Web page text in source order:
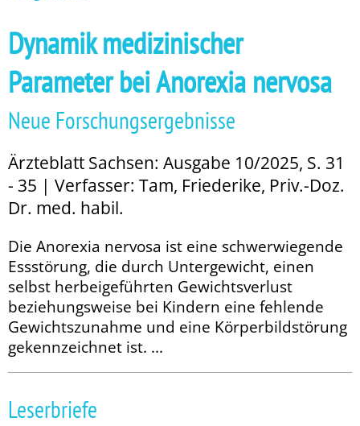
Dynamik medizinischer
Parameter bei Anorexia nervosa
Neue Forschungsergebnisse
Ärzteblatt Sachsen: Ausgabe 10/2025, S. 31
- 35 | Verfasser: Tam, Friederike, Priv.-Doz.
Dr. med. habil.
Die Anorexia nervosa ist eine schwerwiegende
Essstörung, die durch Untergewicht, einen
selbst herbeigeführten Gewichtsverlust
beziehungsweise bei Kindern eine fehlende
Gewichtszunahme und eine Körperbildstörung
gekennzeichnet ist. ...
Leserbriefe